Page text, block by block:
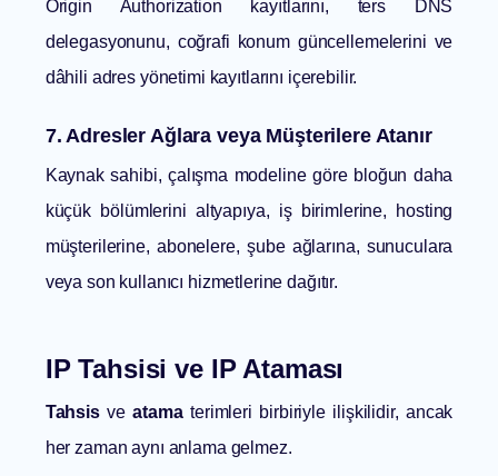
Origin Authorization kayıtlarını, ters DNS
delegasyonunu, coğrafi konum güncellemelerini ve
dâhili adres yönetimi kayıtlarını içerebilir.
7. Adresler Ağlara veya Müşterilere Atanır
Kaynak sahibi, çalışma modeline göre bloğun daha
küçük bölümlerini altyapıya, iş birimlerine, hosting
müşterilerine, abonelere, şube ağlarına, sunuculara
veya son kullanıcı hizmetlerine dağıtır.
IP Tahsisi ve IP Ataması
Tahsisveatamaterimleri birbiriyle ilişkilidir, ancak
her zaman aynı anlama gelmez.